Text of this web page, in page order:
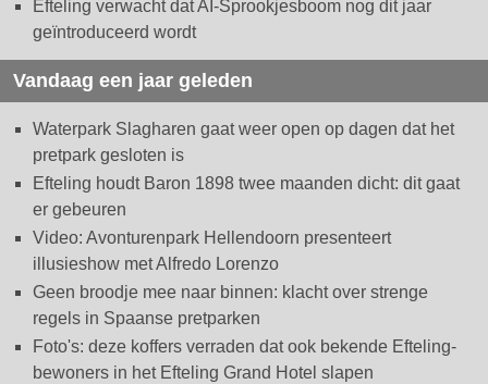
Efteling verwacht dat AI-Sprookjesboom nog dit jaar
geïntroduceerd wordt
Vandaag een jaar geleden
Waterpark Slagharen gaat weer open op dagen dat het
pretpark gesloten is
Efteling houdt Baron 1898 twee maanden dicht: dit gaat
er gebeuren
Video: Avonturenpark Hellendoorn presenteert
illusieshow met Alfredo Lorenzo
Geen broodje mee naar binnen: klacht over strenge
regels in Spaanse pretparken
Foto's: deze koffers verraden dat ook bekende Efteling-
bewoners in het Efteling Grand Hotel slapen